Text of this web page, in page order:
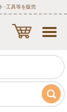
･工具等を販売